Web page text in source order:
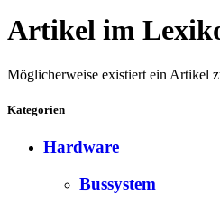
Artikel im
Möglicherweise existiert ein Artikel
Kategorien
Hardware
Bussystem